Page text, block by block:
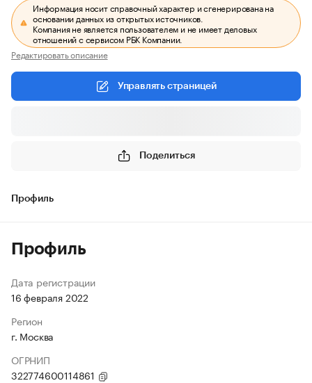
Информация носит справочный характер и сгенерирована на
основании данных из открытых источников.
Компания не является пользователем и не имеет деловых
отношений с сервисом РБК Компании.
Редактировать описание
Управлять страницей
Поделиться
Профиль
Профиль
Дата регистрации
16 февраля 2022
Регион
г. Москва
ОГРНИП
322774600114861